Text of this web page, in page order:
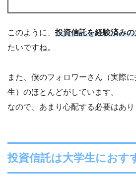
このように、 投資信託を経験済み
たいですね。
また、僕のフォロワーさん（実際
生）のほとんどがしています。
なので、あまり心配する必要はあり
投資信託は大学生におす